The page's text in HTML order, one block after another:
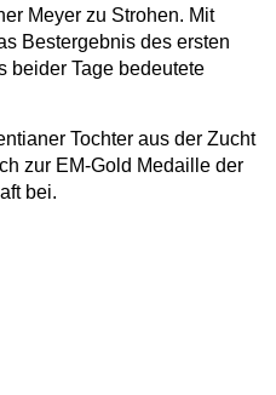
Meyer zu Strohen. Mit
Bestergebnis des ersten
beider Tage bedeutete
Tochter aus der Zucht
zur EM-Gold Medaille der
bei.